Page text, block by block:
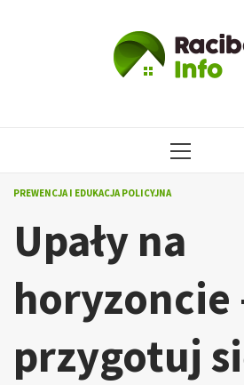
MENU
PREWENCJA I EDUKACJA POLICYJNA
Upały na
horyzoncie
przygotuj